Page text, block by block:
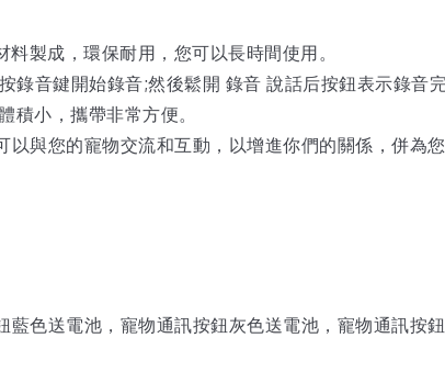
製成，環保耐用，您可以長時間使用。
音鍵開始錄音;然後鬆開 錄音 說話后按鈕表示錄音完
積小，攜帶非常方便。
與您的寵物交流和互動，以增進你們的關係，併為
色送電池，寵物通訊按鈕灰色送電池，寵物通訊按